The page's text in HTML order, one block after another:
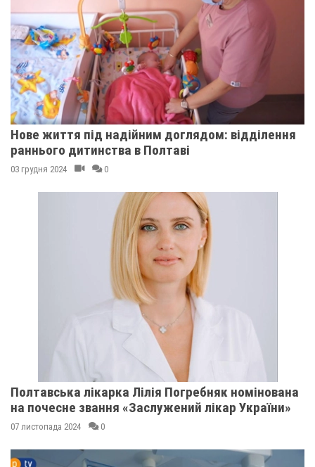
Нове життя під надійним доглядом: відділення
раннього дитинства в Полтаві
03 грудня 2024 0
Полтавська лікарка Лілія Погребняк номінована
на почесне звання «Заслужений лікар України»
07 листопада 2024 0